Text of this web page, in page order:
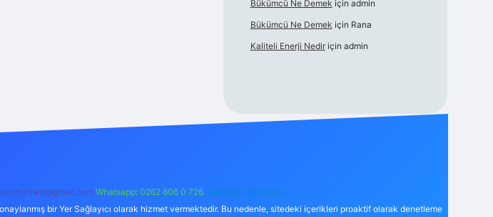
Bükümcü Ne Demek için admin
Bükümcü Ne Demek için Rana
Kaliteli Enerji Nediriçin admin
Whatsapp: 0262 606 0 726 Telegram: @karabul
bir Yer Sağlayıcı olarak hizmet vermektedir. Bu nedenle, sitedeki içerikleri proaktif olarak denetleme